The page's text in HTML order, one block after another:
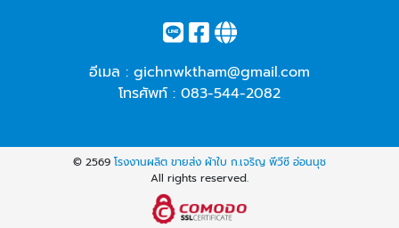
อีเมล : gichnwktham@gmail.com
โทรศัพท์ : 083-544-2082
© 2569 โรงงานผลิต ขายส่ง ผ้าใบ ก.เจริญ พีวีซี อ่อนนุช
All rights reserved.